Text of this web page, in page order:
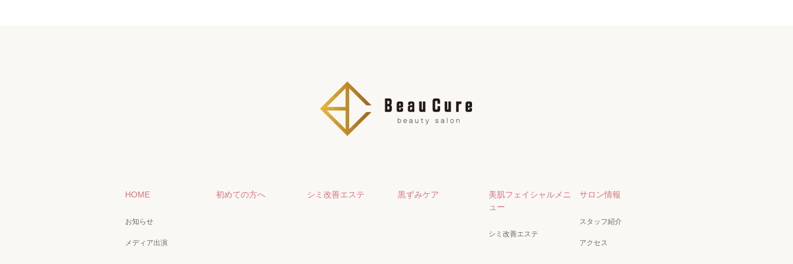
HOME
お知らせ
メディア出演
初めての方へ シミ改善エステ 黒ずみケア
美肌フェイシャルメニ
ュー
シミ改善エステ
サロン情報
スタッフ紹介
アクセス